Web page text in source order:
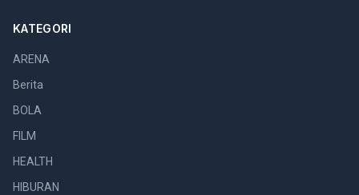
KATEGORI
ARENA
Berita
BOLA
FILM
HEALTH
HIBURAN